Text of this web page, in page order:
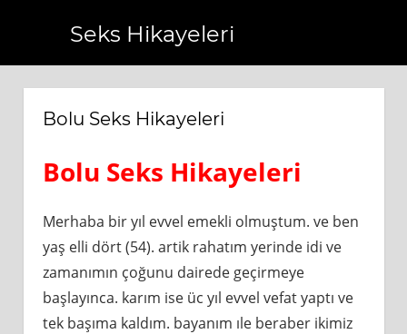
Seks Hikayeleri
Bolu Seks Hikayeleri
Bolu Seks Hikayeleri
Merhaba bir yıl evvel emekli olmuştum. ve ben
yaş elli dört (54). artik rahatım yerinde idi ve
zamanımın çoğunu dairede geçirmeye
başlayınca. karım ise üc yıl evvel vefat yaptı ve
tek başıma kaldım. bayanım ıle beraber ikimiz